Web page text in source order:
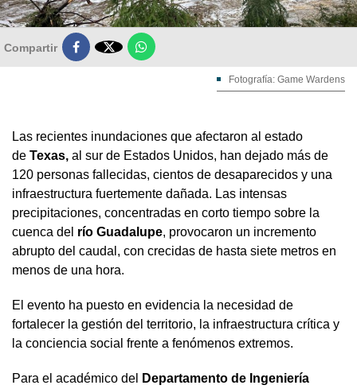
Compartir 
Fotografía: Game Wardens
Las recientes inundaciones que afectaron al estado
de Texas, al sur de Estados Unidos, han dejado más de
120 personas fallecidas, cientos de desaparecidos y una
infraestructura fuertemente dañada. Las intensas
precipitaciones, concentradas en corto tiempo sobre la
cuenca del río Guadalupe, provocaron un incremento
abrupto del caudal, con crecidas de hasta siete metros en
menos de una hora.
El evento ha puesto en evidencia la necesidad de
fortalecer la gestión del territorio, la infraestructura crítica y
la conciencia social frente a fenómenos extremos.
Para el académico del
Departamento de Ingeniería